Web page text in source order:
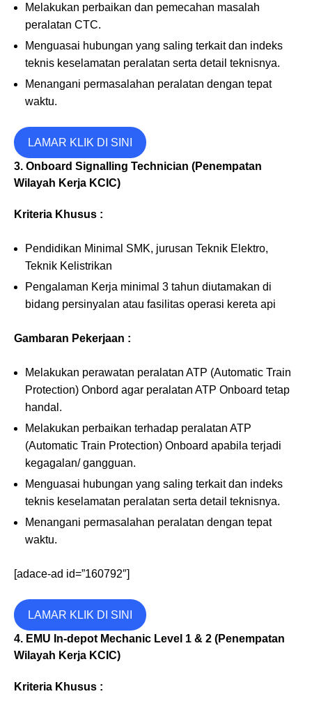
Melakukan perbaikan dan pemecahan masalah
peralatan CTC.
Menguasai hubungan yang saling terkait dan indeks
teknis keselamatan peralatan serta detail teknisnya.
Menangani permasalahan peralatan dengan tepat
waktu.
LAMAR KLIK DI SINI
3. Onboard Signalling Technician (Penempatan
Wilayah Kerja KCIC)
Kriteria Khusus :
Pendidikan Minimal SMK, jurusan Teknik Elektro,
Teknik Kelistrikan
Pengalaman Kerja minimal 3 tahun diutamakan di
bidang persinyalan atau fasilitas operasi kereta api
Gambaran Pekerjaan :
Melakukan perawatan peralatan ATP (Automatic Train
Protection) Onbord agar peralatan ATP Onboard tetap
handal.
Melakukan perbaikan terhadap peralatan ATP
(Automatic Train Protection) Onboard apabila terjadi
kegagalan/ gangguan.
Menguasai hubungan yang saling terkait dan indeks
teknis keselamatan peralatan serta detail teknisnya.
Menangani permasalahan peralatan dengan tepat
waktu.
[adace-ad id=”160792″]
LAMAR KLIK DI SINI
4. EMU In-depot Mechanic Level 1 & 2 (Penempatan
Wilayah Kerja KCIC)
Kriteria Khusus :